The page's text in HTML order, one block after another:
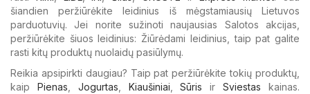
šiandien peržiūrėkite leidinius iš mėgstamiausių Lietuvos
parduotuvių. Jei norite sužinoti naujausias Salotos akcijas,
peržiūrėkite šiuos leidinius: Žiūrėdami leidinius, taip pat galite
rasti kitų produktų nuolaidų pasiūlymų.
Reikia apsipirkti daugiau? Taip pat peržiūrėkite tokių produktų,
kaip Pienas Jogurtas Kiaušiniai ,Sūris irSviestas kainas.